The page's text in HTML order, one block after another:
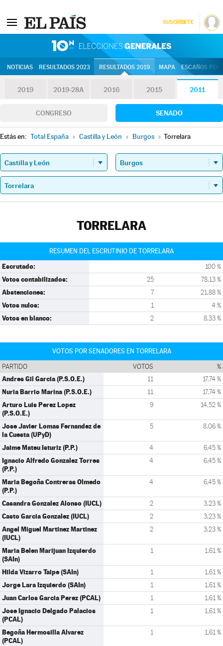
SUSCRÍBETE
NOTICIAS RESULTADOS 2023 RESULTADOS 2019 MAPA ESCAÑOS
2019 2019-28A 2016 2015 2011
CONGRESO SENADO
Estás en: Total España » Castilla y León » Burgos » Torrelara
TORRELARA
RESUMEN DEL ESCRUTINIO DE TORRELARA
Escrutado: 100 %
Votos contabilizados: 25 78,13 %
Abstenciones: 7 21,88 %
Votos nulos: 1 4 %
Votos en blanco: 2 8,33 %
VOTOS POR SENADORES EN TORRELARA
PARTIDO VOTOS %
Andres Gil Garcia (P.S.O.E.) 11 17,74 %
Nuria Barrio Marina (P.S.O.E.) 11 17,74 %
Arturo Luis Perez Lopez
(P.S.O.E.)
9 14,52 %
Jose Javier Lomas Fernandez de
la Cuesta (UPyD)
5 8,06 %
Jaime Mateu Isturiz (P.P.) 4 6,45 %
Ignacio Alfredo Gonzalez Torres
(P.P.)
4 6,45 %
Maria Begoña Contreras Olmedo
(P.P.)
4 6,45 %
Casandra Gonzalez Alonso (IUCL) 2 3,23 %
Casto Garcia Gonzalez (IUCL) 2 3,23 %
Angel Miguel Martinez Martinez
(IUCL)
2 3,23 %
Maria Belen Marijuan Izquierdo
(SAIn)
1 1,61 %
Hilda Vizarro Taipe (SAIn) 1 1,61 %
Jorge Lara Izquierdo (SAIn) 1 1,61 %
Juan Carlos Garcia Perez (PCAL) 1 1,61 %
Jose Ignacio Delgado Palacios
(PCAL)
1 1,61 %
Begoña Hermosilla Alvarez
(PCAL)
1 1,61 %